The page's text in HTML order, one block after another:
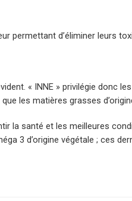
permettant d’éliminer leurs
« INNE » privilégie donc
les matières grasses
la santé et les meilleures
3 d’origine végétale ; ces